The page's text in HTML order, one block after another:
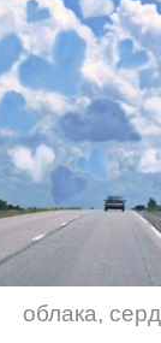
облака,